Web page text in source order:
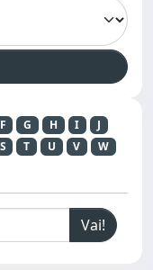
F G H I
J
S T U V
W